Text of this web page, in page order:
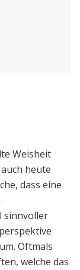
Weisheit
heute
dass eine
sinnvoller
Oftmals
welche das